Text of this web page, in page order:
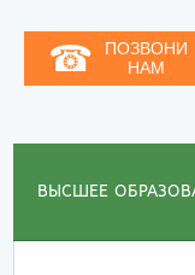
ВЫСШЕЕ
☎
ПОЗВОНИ
НАМ